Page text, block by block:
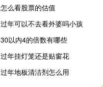
怎么看股票的估值
过年可以不去看外婆吗小孩
30以内4的倍数有哪些
过年挂灯笼还是贴窗花
过年地板清洁剂怎么用